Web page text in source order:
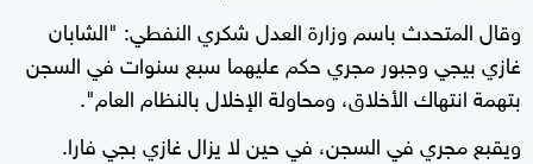
وقال المتحدث باسم وزارة العدل شكري النفطي: "الشابان
غازي بيجي وجبور مجري حكم عليهما سبع سنوات في السجن
بتهمة انتهاك الأخلاق، ومحاولة الإخلال بالنظام العام".
ويقبع مجري في السجن، في حين لا يزال غازي بجي فارا.